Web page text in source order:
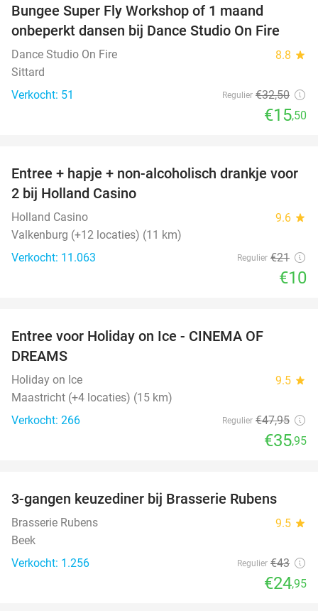
Bungee Super Fly Workshop of 1 maand
onbeperkt dansen bij Dance Studio On Fire
Dance Studio On Fire 8.8 star
Sittard
Verkocht: 51
Regulier €32,50
€15,50
52%
Entree + hapje + non-alcoholisch drankje voor
2 bij Holland Casino
Holland Casino 9.6 star
Valkenburg (+12 locaties) (11 km)
Verkocht: 11.063
Regulier €21
€10
Entree voor Holiday on Ice - CINEMA OF
DREAMS
Holiday on Ice 9.5 star
Maastricht (+4 locaties) (15 km)
Verkocht: 266
Regulier €47,95
€35,95
42%
3-gangen keuzediner bij Brasserie Rubens
Brasserie Rubens 9.5 star
Beek
Verkocht: 1.256
Regulier €43
€24,95